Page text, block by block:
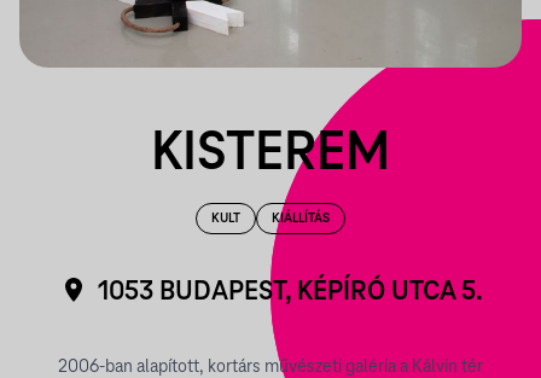
KISTEREM
KULT KIÁLLÍTÁS
1053 BUDAPEST, KÉPÍRÓ UTCA 5.
2006-ban alapított, kortárs művészeti galéria a Kálvin tér